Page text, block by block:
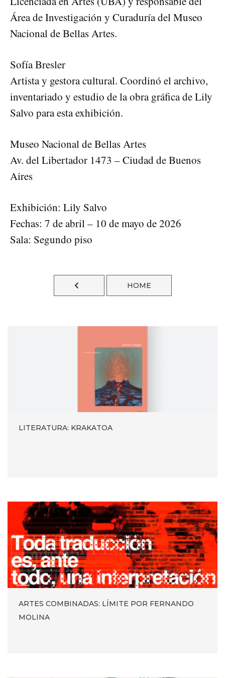
Área de Investigación y Curaduría del Museo
Nacional de Bellas Artes.
Sofía Bresler
Artista y gestora cultural. Coordinó el archivo,
inventariado y estudio de la obra gráfica de Lily
Salvo para esta exhibición.
Museo Nacional de Bellas Artes
Av. del Libertador 1473 – Ciudad de Buenos
Aires
Exhibición: Lily Salvo
Fechas: 7 de abril – 10 de mayo de 2026
Sala: Segundo piso
HOME
LITERATURA: KRAKATOA
ARTES COMBINADAS: LÍMITE POR FERNANDO
MOLINA